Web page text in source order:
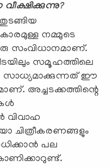
?
നമ്മുടെ
സംവിധാനമാണ്.
സമൂഹത്തിലെ
സാധ്യമാക്കുന്നത് ഈ
അച്ചടക്കത്തിന്റെ
വിവാഹ
ചിത്രീകരണങ്ങളും
പല